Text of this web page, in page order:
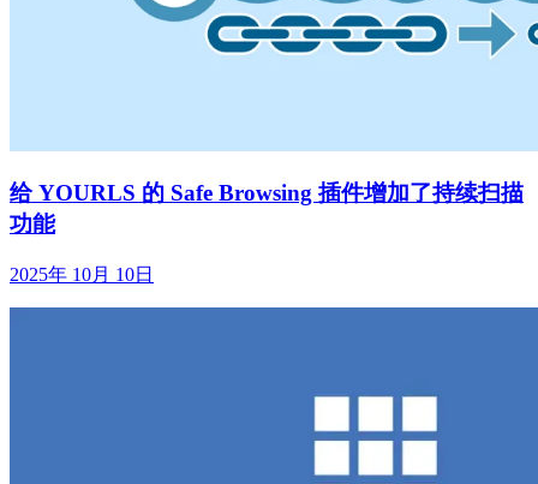
给 YOURLS 的 Safe Browsing 插件增加了持续扫描
功能
2025年 10月 10日